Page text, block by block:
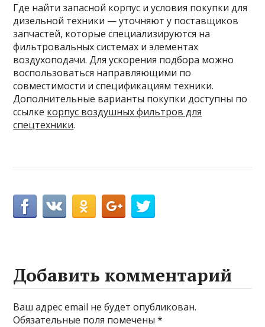
Где найти запасной корпус и условия покупки для
дизельной техники — уточняют у поставщиков
запчастей, которые специализируются на
фильтровальных системах и элементах
воздухоподачи. Для ускорения подбора можно
воспользоваться направляющими по
совместимости и спецификациям техники.
Дополнительные варианты покупки доступны по
ссылке корпус воздушных фильтров для
спецтехники.
Добавить комментарий
Ваш адрес email не будет опубликован.
Обязательные поля помечены*